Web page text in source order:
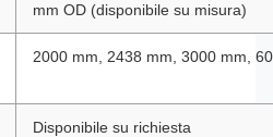
mm OD (disponibile su misura)
2000 mm, 2438 mm, 3000 mm,
Disponibile su richiesta